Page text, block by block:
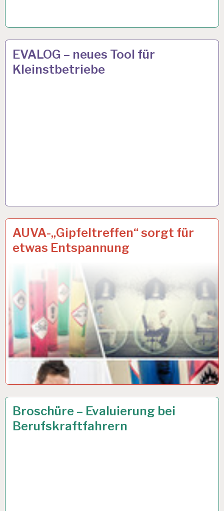
ARBEIT
UND
GESUNDHEIT…
EVALOG – neues Tool für
Kleinstbetriebe
15 MÄRZ 2019
ARBEIT
UND
GESUNDHEIT…
AUVA-„Gipfeltreffen“ sorgt für
etwas Entspannung
17 APR. 2018
ARBEITSANALYSE…
Broschüre – Evaluierung bei
Berufskraftfahrern
23 MÄRZ 2017